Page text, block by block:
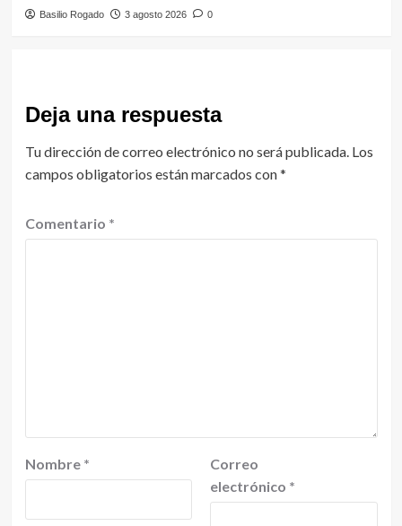
Basilio Rogado 3 agosto 2026 0
Deja una respuesta
Tu dirección de correo electrónico no será publicada. Los
campos obligatorios están marcados con*
Comentario *
Nombre *
Correo
electrónico *